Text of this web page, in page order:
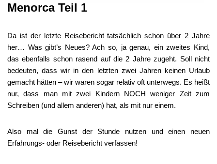
Menorca Teil 1
Da ist der letzte Reisebericht tatsächlich schon über 2 Jahre
her… Was gibt’s Neues? Ach so, ja genau, ein zweites Kind,
das ebenfalls schon rasend auf die 2 Jahre zugeht. Soll nicht
bedeuten, dass wir in den letzten zwei Jahren keinen Urlaub
gemacht hätten – wir waren sogar relativ oft unterwegs. Es heißt
nur, dass man mit zwei Kindern NOCH weniger Zeit zum
Schreiben (und allem anderen) hat, als mit nur einem.
Also mal die Gunst der Stunde nutzen und einen neuen
Erfahrungs- oder Reisebericht verfassen!